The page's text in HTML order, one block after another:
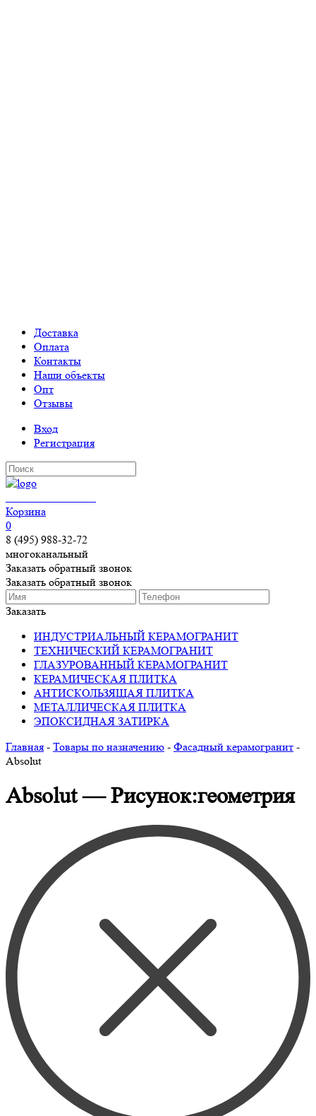
Доставка
Оплата
Контакты
Наши объекты
Опт
Отзывы
Вход
Регистрация
Корзина
0
8 (495) 988-32-72
многоканальный
Заказать обратный звонок
Заказать обратный звонок
Заказать
ИНДУСТРИАЛЬНЫЙ КЕРАМОГРАНИТ
ТЕХНИЧЕСКИЙ КЕРАМОГРАНИТ
ГЛАЗУРОВАННЫЙ КЕРАМОГРАНИТ
КЕРАМИЧЕСКАЯ ПЛИТКА
АНТИСКОЛЬЗЯЩАЯ ПЛИТКА
МЕТАЛЛИЧЕСКАЯ ПЛИТКА
ЭПОКСИДНАЯ ЗАТИРКА
Главная - Товары по назначению - Фасадный керамогранит -
Absolut
Absolut — Рисунок:геометрия